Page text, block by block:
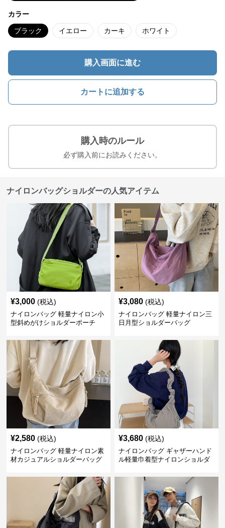
カラー
ブラック イエロー カーキ ホワイト
購入画面に進む
カートに追加する
購入時のルール
必ず購入前にお読みください。
ナイロンバッグショルダーの人気アイテム
¥3,000 (税込)
ナイロンバッグ 軽量ナイロン小
型斜めがけショルダーポーチ
¥3,080 (税込)
ナイロンバッグ 軽量ナイロン三
日月型ショルダーバッグ
¥2,580 (税込)
ナイロンバッグ 軽量ナイロン素
材カジュアルショルダーバッグ
¥3,680 (税込)
ナイロンバッグ ギャザーハンド
ル軽量巾着型ナイロンショルダ